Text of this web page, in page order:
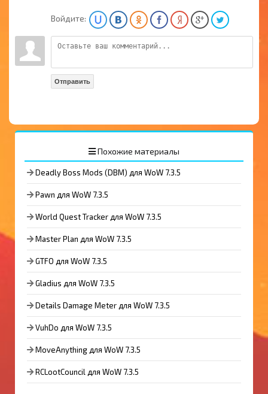
Войдите:
Отправить
Похожие материалы
Deadly Boss Mods (DBM) для WoW 7.3.5
Pawn для WoW 7.3.5
World Quest Tracker для WoW 7.3.5
Master Plan для WoW 7.3.5
GTFO для WoW 7.3.5
Gladius для WoW 7.3.5
Details Damage Meter для WoW 7.3.5
VuhDo для WoW 7.3.5
MoveAnything для WoW 7.3.5
RCLootCouncil для WoW 7.3.5